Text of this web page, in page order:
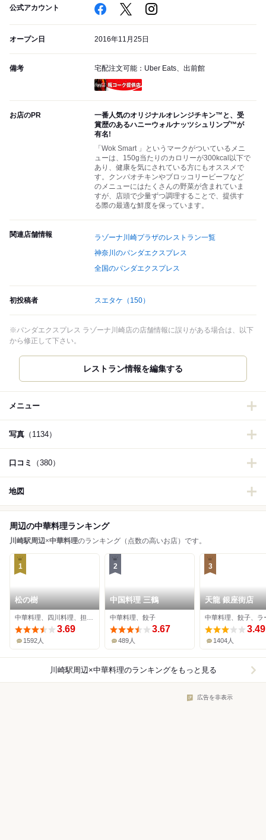
公式アカウント
オープン日 2016年11月25日
備考
宅配注文可能：Uber Eats、出前館
お店のPR
一番人気のオリジナルオレンジチキン™と、受
賞歴のあるハニーウォルナッツシュリンプ™が
有名!
「Wok Smart 」というマークがついているメニ
ューは、150g当たりのカロリーが300kcal以下で
あり、健康を気にされている方にもオススメで
す。クンパオチキンやブロッコリービーフなど
のメニューにはたくさんの野菜が含まれていま
すが、店頭で少量ずつ調理することで、提供す
る際の最適な鮮度を保っています。
関連店舗情報
ラゾーナ川崎プラザのレストラン一覧
神奈川のパンダエクスプレス
全国のパンダエクスプレス
初投稿者 スエタケ （150）
※パンダエクスプレス ラゾーナ川崎店の店舗情報に誤りがある場合は、以下
から修正して下さい。
レストラン情報を編集する
メニュー
写真 （1134）
口コミ （380）
地図
周辺の中華料理ランキング
川崎駅周辺×中華料理のランキング（点数の高いお店）です。
1
松の樹
3.69
1592人
2
中国料理 三鶴
中華料理、餃子
3.67
489人
3
天龍 銀座街店
中華料理、餃子、ラ
3.49
1404人
川崎駅周辺×中華料理のランキングをもっと見る
広告を非表示